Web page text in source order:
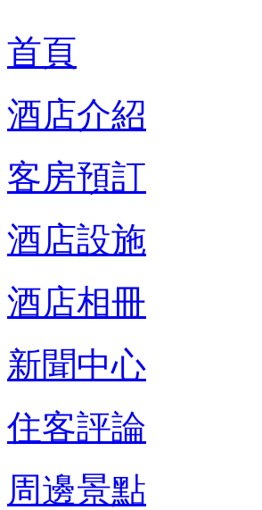
首頁
酒店介紹
客房預訂
酒店設施
酒店相冊
新聞中心
住客評論
周邊景點